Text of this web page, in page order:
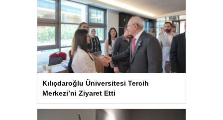
Kılıçdaroğlu Üniversitesi Tercih
Merkezi’ni Ziyaret Etti